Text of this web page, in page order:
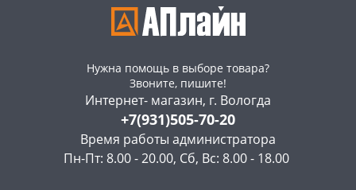
Нужна помощь в выборе товара?
Звоните, пишите!
Интернет- магазин, г. Вологда
+7(931)505-70-20
Время работы администратора
Пн-Пт: 8.00 - 20.00, Сб, Вс: 8.00 - 18.00